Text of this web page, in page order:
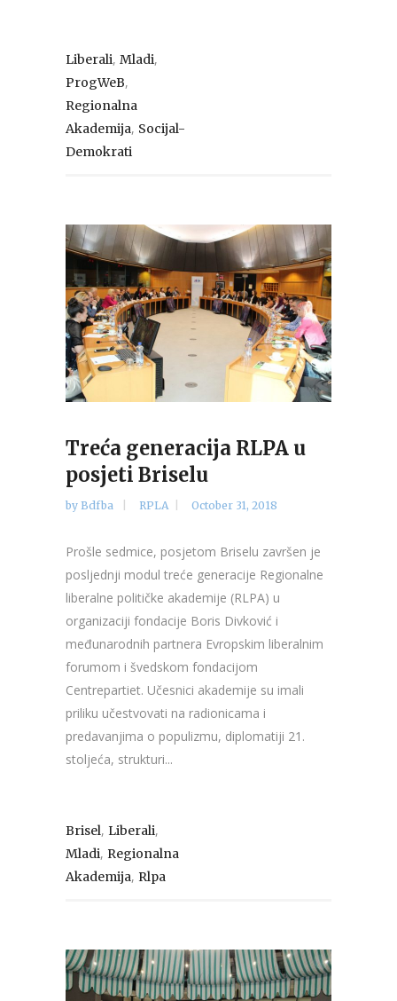
Liberali, Mladi,
ProgWeB,
Regionalna
Akademija, Socijal-
Demokrati
Treća generacija RLPA u
posjeti Briselu
by Bdfba RPLA October 31, 2018
Prošle sedmice, posjetom Briselu završen je
posljednji modul treće generacije Regionalne
liberalne političke akademije (RLPA) u
organizaciji fondacije Boris Divković i
međunarodnih partnera Evropskim liberalnim
forumom i švedskom fondacijom
Centrepartiet. Učesnici akademije su imali
priliku učestvovati na radionicama i
predavanjima o populizmu, diplomatiji 21.
stoljeća, strukturi...
Brisel, Liberali,
Mladi, Regionalna
Akademija, Rlpa